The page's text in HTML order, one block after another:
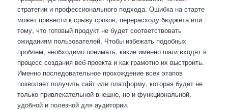
стратегии и профессионального подхода. Ошибка на старте
может привести к срыву сроков, перерасходу бюджета или
тому, что готовый продукт не будет соответствовать
ожиданиям пользователей. Чтобы избежать подобных
проблем, необходимо понимать, какие именно шаги входят в
процесс создания веб-проекта и как грамотно их выстроить.
Именно последовательное прохождение всех этапов
позволяет получить сайт или платформу, которая будет не
только привлекательной внешне, но и функциональной,
удобной и полезной для аудитории.